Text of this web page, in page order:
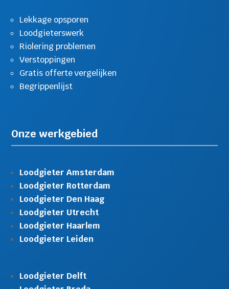
Lekkage opsporen
Loodgieterswerk
Riolering problemen
Verstoppingen
Gratis offerte vergelijken
Begrippenlijst
Onze werkgebied
Loodgieter Amsterdam
Loodgieter Rotterdam
Loodgieter Den Haag
Loodgieter Utrecht
Loodgieter Haarlem
Loodgieter Leiden
Loodgieter Delft